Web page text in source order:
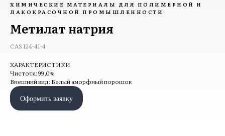
ХИМИЧЕСКИЕ МАТЕРИАЛЫ ДЛЯ ПОЛИМЕРНОЙ И
ЛАКОКРАСОЧНОЙ ПРОМЫШЛЕННОСТИ
Метилат натрия
CAS 124-41-4
ХАРАКТЕРИСТИКИ
Чистота: 99,0%
Внешний вид: Белый аморфный порошок
Оформить заявку